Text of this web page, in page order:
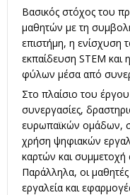
Βασικός στόχος του
μαθητών με τη
επιστήμη, η ενίσχυση
εκπαίδευση STEM και
φύλων μέσα από
Στο πλαίσιο του
συνεργασίες,
ευρωπαϊκών ομάδων,
χρήση ψηφιακών
καρτών και συμμετοχή
Παράλληλα, οι
εργαλεία και